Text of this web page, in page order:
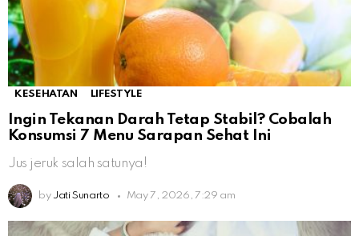
KESEHATAN LIFESTYLE
Ingin Tekanan Darah Tetap Stabil? Cobalah
Konsumsi 7 Menu Sarapan Sehat Ini
Jus jeruk salah satunya!
by Jati Sunarto May 7, 2026, 7:29 am